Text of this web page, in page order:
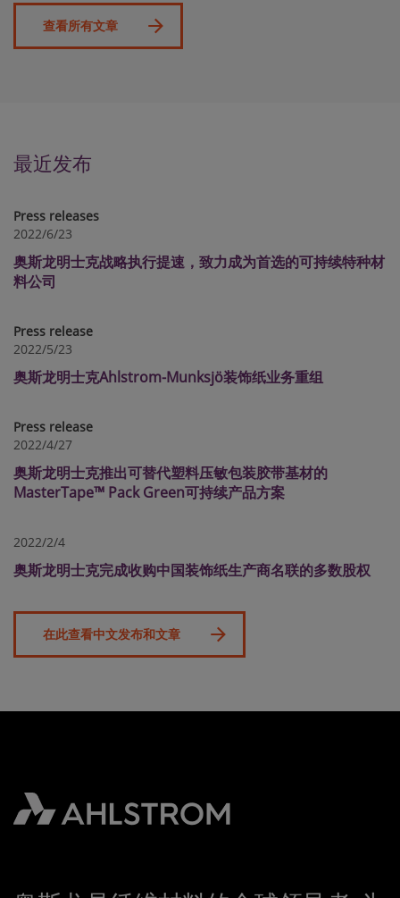
查看所有文章
最近发布
Press releases
2022/6/23
奥斯龙明士克战略执行提速，致力成为首选的可持续特种材
料公司
Press release
2022/5/23
奥斯龙明士克Ahlstrom-Munksjö装饰纸业务重组
Press release
2022/4/27
奥斯龙明士克推出可替代塑料压敏包装胶带基材的
MasterTape™ Pack Green可持续产品方案
2022/2/4
奥斯龙明士克完成收购中国装饰纸生产商名联的多数股权
在此查看中文发布和文章